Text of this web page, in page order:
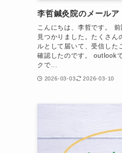
李哲鍼灸院のメールア
こんにちは、李哲です。
見つかりました。たくさん
ルとして届いて、受信した
確認したのです。 outlook
クで...
2026-03-03 2026-03-10